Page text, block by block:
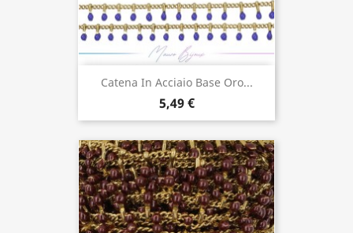
Catena In Acciaio Base Oro...
5,49 €